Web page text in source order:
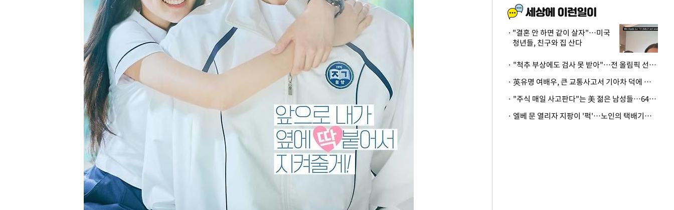
온열질환 사망자 3명 늘어…누적 환자 3000명 돌파
강릉에 시간당 81.4㎜ 물폭탄…도로 잠기고 담벼락 붕괴
백운산서 80년근 천종산삼 9뿌리 발견…감정가 1.3억원
선재도서 해루질 나섰다 실종 60대, 닷새 만에 숨진 채 발견
남자 농구, 나고야 아시안게임서 '홈팀' 일본과 한일전
여수 오동도 해상서 모터보트 전복…1명 사망·1명 실종
극한폭염 한풀 꺾이지만…'낮 최고 35도' 무더위, 열대야 계속[다음주
축구협회 "압수수색·성접대 논란 사과…쇄신의 기회로 삼겠다"
[속보]'압수수색·성접대 논란' 축구협회 "실망과 걱정 안겨드려 죄송"
'최고 37도' 폭염 지속…강원동해안 최대 150㎜ 비
[속보]뉴욕증시 상승 마감…S&P 0.6% 나스닥 1.3%↑
"결혼 안 하면 같이 살자"…미국
청년들, 친구와 집 산다
· "척추 부상에도 검사 못 받아"…전 올림픽 선수, 美봅슬레이협회 상대 소송
· 英유명 여배우, 큰 교통사고서 기아차 덕에 살았다
· "주식 매일 사고판다"는 美 젊은 남성들…64%가 "나는 인생의 패배자“
· 엘베 문 열리자 지팡이 '퍽'…노인의 택배기사 폭행 이유